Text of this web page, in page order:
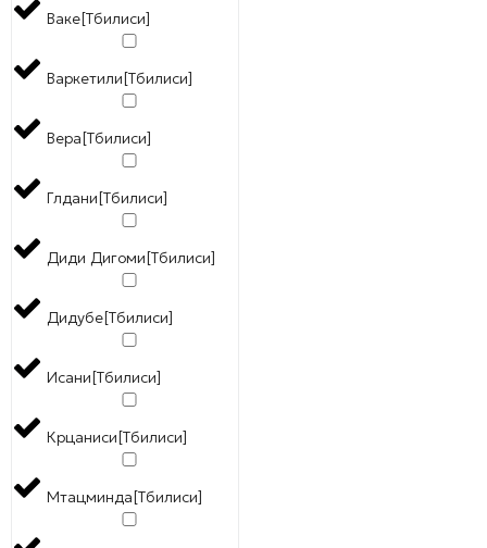
Ваке[Тбилиси]
Варкетили[Тбилиси]
Вера[Тбилиси]
Глдани[Тбилиси]
Диди Дигоми[Тбилиси]
Дидубе[Тбилиси]
Исани[Тбилиси]
Крцаниси[Тбилиси]
Мтацминда[Тбилиси]